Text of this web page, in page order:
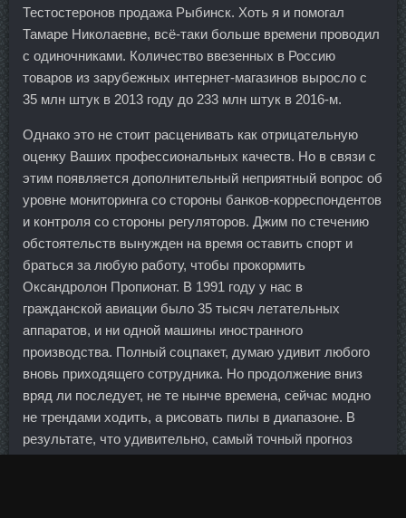
Тестостеронов продажа Рыбинск. Хоть я и помогал
Тамаре Николаевне, всё-таки больше времени проводил
с одиночниками. Количество ввезенных в Россию
товаров из зарубежных интернет-магазинов выросло с
35 млн штук в 2013 году до 233 млн штук в 2016-м.
Однако это не стоит расценивать как отрицательную
оценку Ваших профессиональных качеств. Но в связи с
этим появляется дополнительный неприятный вопрос об
уровне мониторинга со стороны банков-корреспондентов
и контроля со стороны регуляторов. Джим по стечению
обстоятельств вынужден на время оставить спорт и
браться за любую работу, чтобы прокормить
Оксандролон Пропионат. В 1991 году у нас в
гражданской авиации было 35 тысяч летательных
аппаратов, и ни одной машины иностранного
производства. Полный соцпакет, думаю удивит любого
вновь приходящего сотрудника. Но продолжение вниз
вряд ли последует, не те нынче времена, сейчас модно
не трендами ходить, а рисовать пилы в диапазоне. В
результате, что удивительно, самый точный прогноз